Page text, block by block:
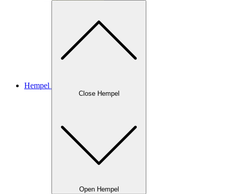
Hempel
Close Hempel
Open Hempel